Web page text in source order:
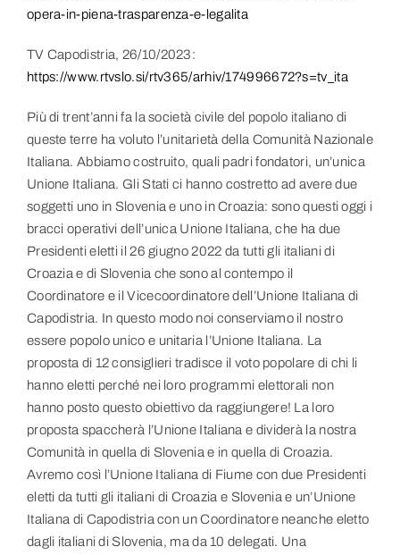
opera-in-piena-trasparenza-e-legalita
TV Capodistria, 26/10/2023:
https://www.rtvslo.si/rtv365/arhiv/174996672?s=tv_ita
Più di trent’anni fa la società civile del popolo italiano di
queste terre ha voluto l’unitarietà della Comunità Nazionale
Italiana. Abbiamo costruito, quali padri fondatori, un’unica
Unione Italiana. Gli Stati ci hanno costretto ad avere due
soggetti uno in Slovenia e uno in Croazia: sono questi oggi i
bracci operativi dell’unica Unione Italiana, che ha due
Presidenti eletti il 26 giugno 2022 da tutti gli italiani di
Croazia e di Slovenia che sono al contempo il
Coordinatore e il Vicecoordinatore dell’Unione Italiana di
Capodistria. In questo modo noi conserviamo il nostro
essere popolo unico e unitaria l’Unione Italiana. La
proposta di 12 consiglieri tradisce il voto popolare di chi li
hanno eletti perché nei loro programmi elettorali non
hanno posto questo obiettivo da raggiungere! La loro
proposta spaccherà l’Unione Italiana e dividerà la nostra
Comunità in quella di Slovenia e in quella di Croazia.
Avremo così l’Unione Italiana di Fiume con due Presidenti
eletti da tutti gli italiani di Croazia e Slovenia e un’Unione
Italiana di Capodistria con un Coordinatore neanche eletto
dagli italiani di Slovenia, ma da 10 delegati. Una